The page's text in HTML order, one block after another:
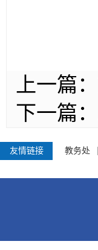
上一篇：
下一篇：
友情链接 教务处